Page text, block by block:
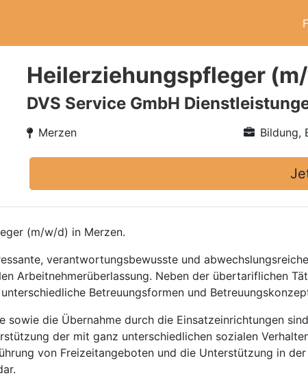
Heilerziehungspfleger
DVS Service GmbH
Merzen Bildung,
(m/w/d) in Merzen.
verantwortungsbewusste und
Arbeitnehmerüberlassung. Neben der übertariflichen
Betreuungsformen und
sowie die Übernahme durch die Einsatzeinrichtungen
der mit ganz unterschiedlichen sozialen
von Freizeitangeboten und die Unterstützung in